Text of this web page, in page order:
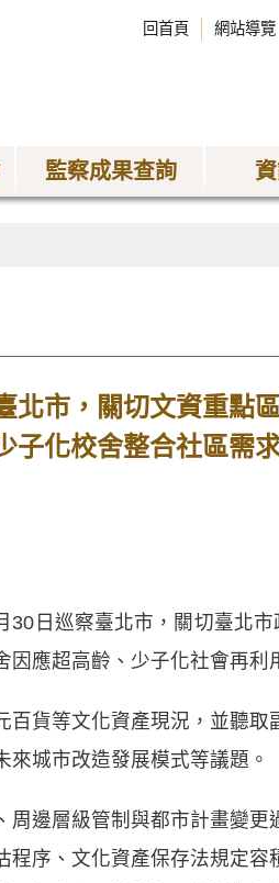
回首頁 網站導覽
監察成果查詢
北市，關切文資重點
子化校舍整合社區需
日巡察臺北市，關切臺北
應超高齡、少子化社會再利
貨等文化資產現況，並聽
城市改造發展模式等議題。
邊層級管制與都市計畫變
序、文化資產保存法規定容